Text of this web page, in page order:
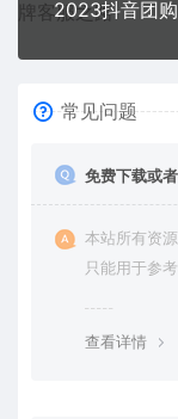
常见问题
免费下载或
本站所有资
只能用于参
查看详情